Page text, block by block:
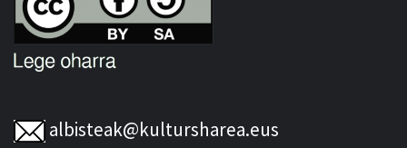
albisteak@kultursharea.eus